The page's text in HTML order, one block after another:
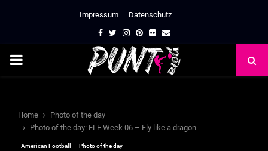
Impressum Datenschutz
Facebook
TwitterInstagram
Pinterest
FlickrEmail
PRIMARY
Home
Photo of the day
Photo of the day: ELF Week 06 – Fly like a dragon
American Football Photo of the day